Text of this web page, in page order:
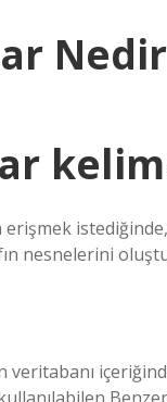
Nedir
erişmek
nesnelerini
veritabanı